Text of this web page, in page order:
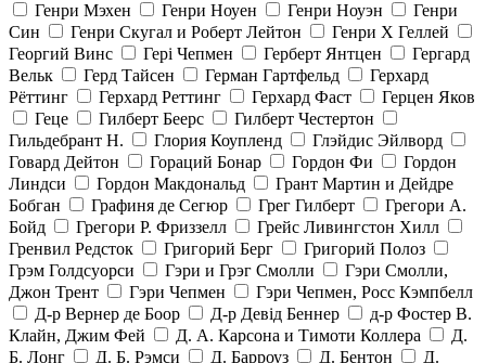
Генри Мэхен
Генри Ноуен Генри Ноуэн
Генри
Син
Генри Скугал и Роберт Лейтон
Генри Х Геллей
Георгий Винс
Гері Чепмен Герберт Янтцен
Гергард
Вельк
Герд Тайсен Герман Гартфельд
Герхард
Рёттинг
Герхард Реттинг Герхард Фаст
Герцен Яков
Геце
Гилберт Беерс
Гилберт Честертон
Гильдебрант Н.
Глория Коупленд
Глэйдис Эйлворд
Говард Дейтон
Гораций Бонар Гордон Фи
Гордон
Линдси
Гордон Макдональд
Грант Мартин и Дейдре
Бобган
Графиня де Сегюр Грег Гилберт
Грегори А.
Бойд
Грегори Р. Фриззелл
Грейс Ливингстон Хилл
Гренвил Редсток
Григорий Берг
Григорий Полоз
Грэм Голдсуорси
Гэри и Грэг Смолли
Гэри Смолли,
Джон Трент
Гэри Чепмен
Гэри Чепмен, Росс Кэмпбелл
Д-р Вернер де Боор
Д-р Девід Беннер
д-р Фостер В.
Клайн, Джим Фей
Д. А. Карсона и Тимоти Коллера
Д.
Б. Лонг
Д. Б. Рэмси Д. Барроуз Д. Бентон
Д.